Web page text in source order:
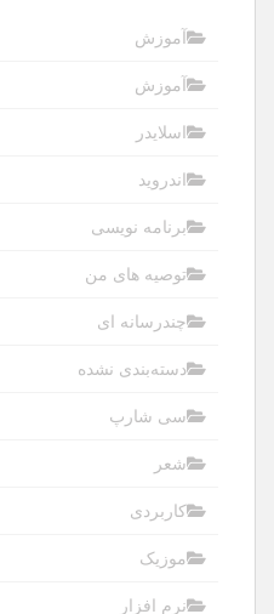
آموزش
آموزش
اسلایدر
اندروید
برنامه نویسی
توصیه های من
چندرسانه ای
دسته‌بندی نشده
سی شارپ
شعر
کاربردی
موزیک
نرم افزار